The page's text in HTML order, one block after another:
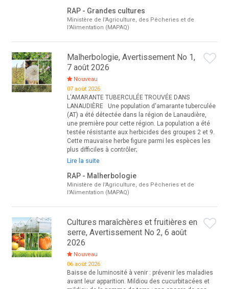
RAP - Grandes cultures
Ministère de l'Agriculture, des Pêcheries et de
l'Alimentation (MAPAQ)
Malherbologie, Avertissement No 1,
7 août 2026
Nouveau
07 août 2026
L'AMARANTE TUBERCULÉE TROUVÉE DANS
LANAUDIÈRE Une population d'amarante tuberculée
(AT) a été détectée dans la région de Lanaudière,
une première pour cette région. La population a été
testée résistante aux herbicides des groupes 2 et 9.
Cette mauvaise herbe figure parmi les espèces les
plus difficiles à contrôler;
Lire la suite
RAP - Malherbologie
Ministère de l'Agriculture, des Pêcheries et de
l'Alimentation (MAPAQ)
Cultures maraîchères et fruitières en
serre, Avertissement No 2, 6 août
2026
Nouveau
06 août 2026
Baisse de luminosité à venir : prévenir les maladies
avant leur apparition. Mildiou des cucurbitacées et